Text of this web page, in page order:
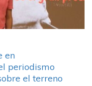
en
periodismo
el terreno